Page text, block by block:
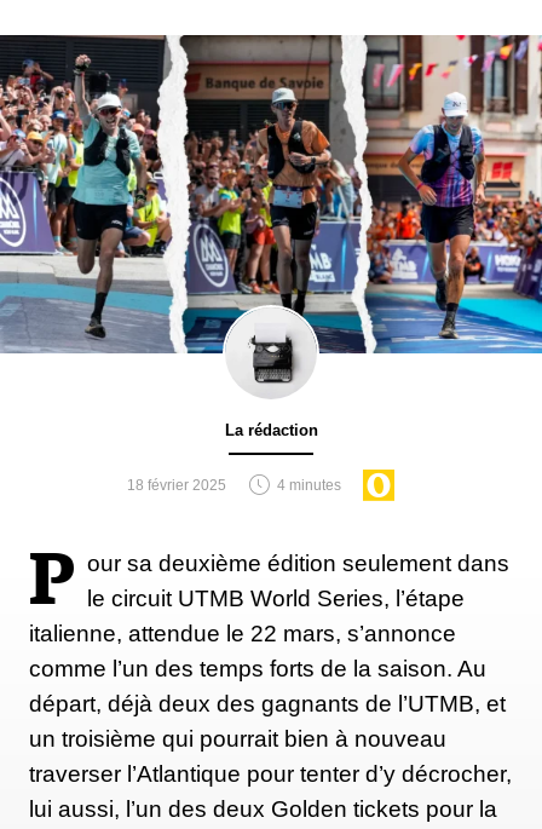
La rédaction
18 février 2025 4 minutes
P our sa deuxième édition seulement dans
le circuit UTMB World Series, l’étape
italienne, attendue le 22 mars, s’annonce
comme l’un des temps forts de la saison. Au
départ, déjà deux des gagnants de l’UTMB, et
un troisième qui pourrait bien à nouveau
traverser l’Atlantique pour tenter d’y décrocher,
lui aussi, l’un des deux Golden tickets pour la